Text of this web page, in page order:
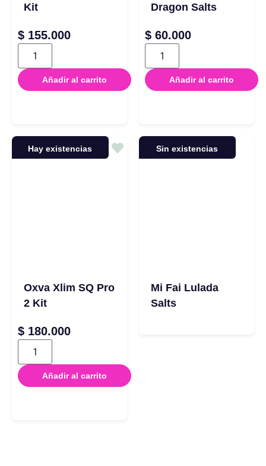
Kit
$ 155.000
Añadir al carrito
Dragon Salts
$ 60.000
Añadir al carrito
Hay existencias
Oxva Xlim SQ Pro
2 Kit
$ 180.000
Añadir al carrito
Sin existencias
Mi Fai Lulada
Salts